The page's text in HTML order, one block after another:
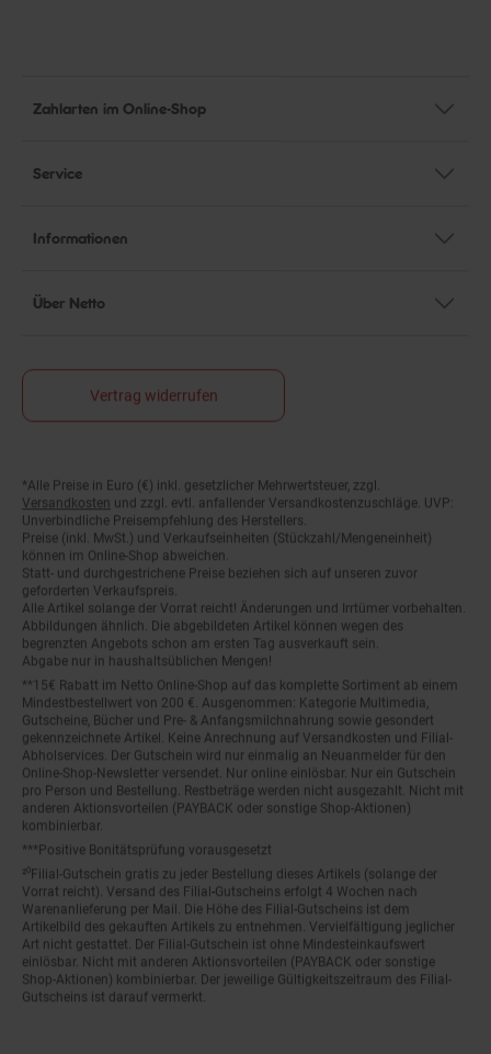
Zahlarten im Online-Shop
Service
Informationen
Über Netto
Vertrag widerrufen
Fußnoten
*Alle Preise in Euro (€) inkl. gesetzlicher Mehrwertsteuer, zzgl.
Versandkosten
und zzgl. evtl. anfallender Versandkostenzuschläge. UVP:
Unverbindliche Preisempfehlung des Herstellers.
Preise (inkl. MwSt.) und Verkaufseinheiten (Stückzahl/Mengeneinheit)
können im Online-Shop abweichen.
Statt- und durchgestrichene Preise beziehen sich auf unseren zuvor
geforderten Verkaufspreis.
Alle Artikel solange der Vorrat reicht! Änderungen und Irrtümer vorbehalten.
Abbildungen ähnlich. Die abgebildeten Artikel können wegen des
begrenzten Angebots schon am ersten Tag ausverkauft sein.
Abgabe nur in haushaltsüblichen Mengen!
**15€ Rabatt im Netto Online-Shop auf das komplette Sortiment ab einem
Mindestbestellwert von 200 €. Ausgenommen: Kategorie Multimedia,
Gutscheine, Bücher und Pre- & Anfangsmilchnahrung sowie gesondert
gekennzeichnete Artikel. Keine Anrechnung auf Versandkosten und Filial-
Abholservices. Der Gutschein wird nur einmalig an Neuanmelder für den
Online-Shop-Newsletter versendet. Nur online einlösbar. Nur ein Gutschein
pro Person und Bestellung. Restbeträge werden nicht ausgezahlt. Nicht mit
anderen Aktionsvorteilen (PAYBACK oder sonstige Shop-Aktionen)
kombinierbar.
***Positive Bonitätsprüfung vorausgesetzt
²⁰Filial-Gutschein gratis zu jeder Bestellung dieses Artikels (solange der
Vorrat reicht). Versand des Filial-Gutscheins erfolgt 4 Wochen nach
Warenanlieferung per Mail. Die Höhe des Filial-Gutscheins ist dem
Artikelbild des gekauften Artikels zu entnehmen. Vervielfältigung jeglicher
Art nicht gestattet. Der Filial-Gutschein ist ohne Mindesteinkaufswert
einlösbar. Nicht mit anderen Aktionsvorteilen (PAYBACK oder sonstige
Shop-Aktionen) kombinierbar. Der jeweilige Gültigkeitszeitraum des Filial-
Gutscheins ist darauf vermerkt.